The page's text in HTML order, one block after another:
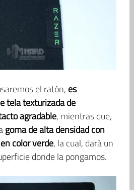
el ratón, es
tela texturizada de
agradable, mientras que,
goma de alta densidad con
color verde, la cual, dará un
donde la pongamos.